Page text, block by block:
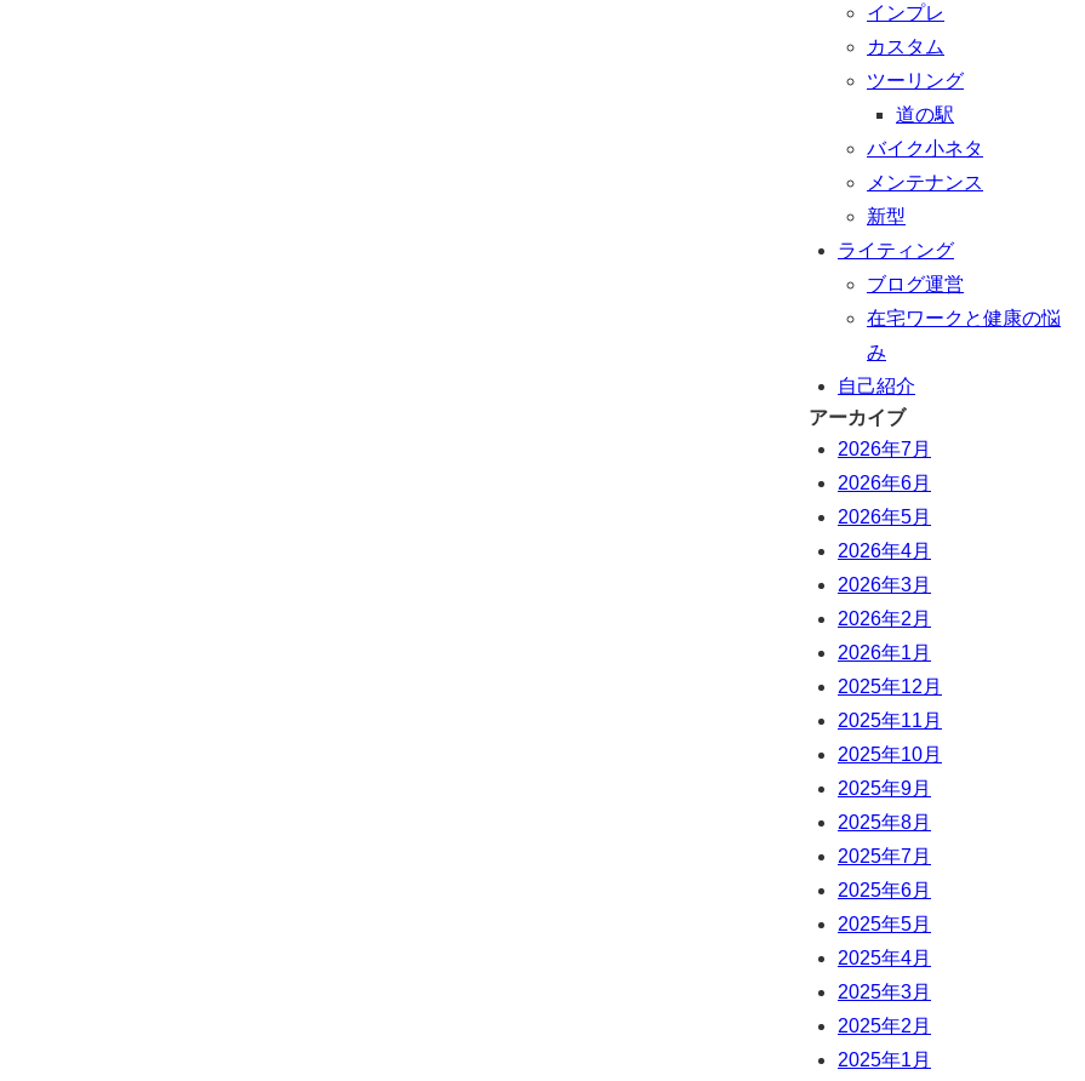
インプレ
カスタム
ツーリング
道の駅
バイク小ネタ
メンテナンス
新型
ライティング
ブログ運営
在宅ワークと健康の悩
み
自己紹介
アーカイブ
2026年7月
2026年6月
2026年5月
2026年4月
2026年3月
2026年2月
2026年1月
2025年12月
2025年11月
2025年10月
2025年9月
2025年8月
2025年7月
2025年6月
2025年5月
2025年4月
2025年3月
2025年2月
2025年1月